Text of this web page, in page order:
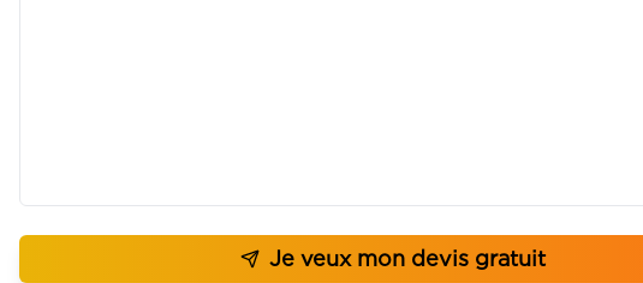
Je veux mon devis gratuit